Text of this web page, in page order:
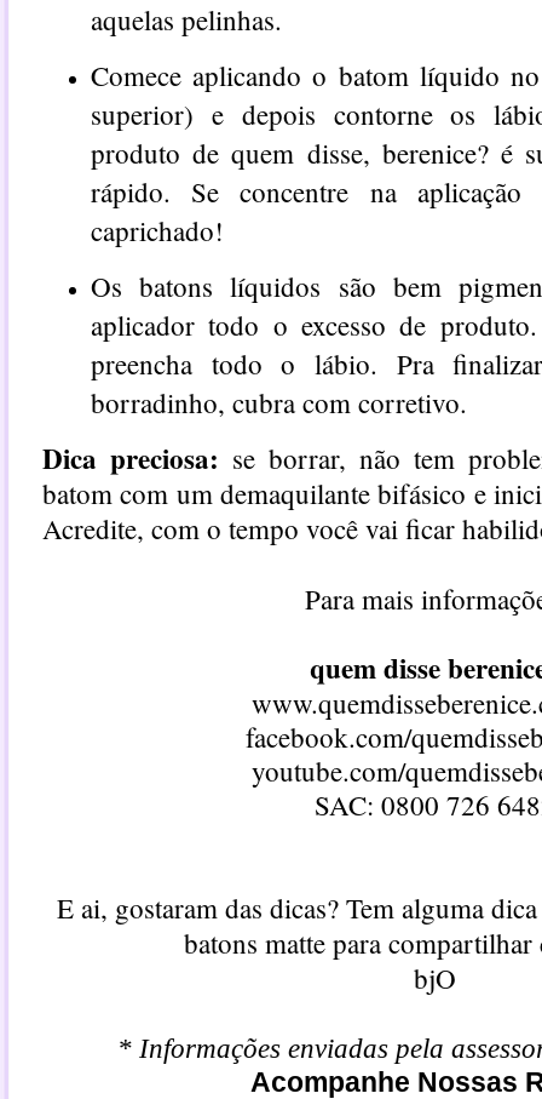
aquelas pelinhas.
Comece aplicando o batom líquido
superior) e depois contorne os
produto de quem disse, berenice? é
rápido. Se concentre na
caprichado!
Os batons líquidos são bem
aplicador todo o excesso de
preencha todo o lábio. Pra
borradinho, cubra com corretivo.
Dica preciosa: se borrar, não tem
batom com um demaquilante bifásico e
Acredite, com o tempo você vai ficar
Para mais
quem disse
facebook.com/
youtube.com/
SAC: 0800 726
E ai, gostaram das dicas? Tem alguma
batons matte para compartilhar
bjO
* Informações enviadas pela
Acompanhe Nossas